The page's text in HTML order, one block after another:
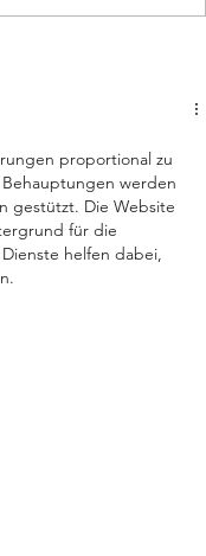
proportional zu
werden
gestützt. Die Website
für die
helfen dabei,